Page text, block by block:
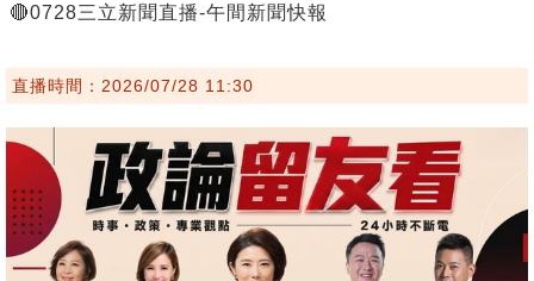
🔴0728三立新聞直播-午間新聞快報
直播時間：2026/07/28 11:30